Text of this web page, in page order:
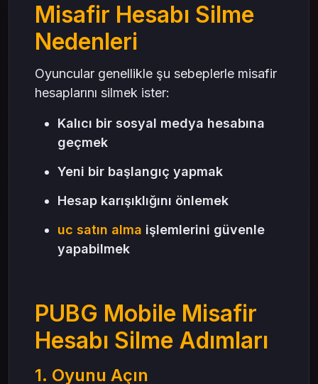
Misafir Hesabı Silme
Nedenleri
Oyuncular genellikle şu sebeplerle misafir
hesaplarını silmek ister:
Kalıcı bir sosyal medya hesabına
geçmek
Yeni bir başlangıç yapmak
Hesap karışıklığını önlemek
uc satın alma işlemlerini güvenle
yapabilmek
PUBG Mobile Misafir
Hesabı Silme Adımları
1. Oyunu Açın